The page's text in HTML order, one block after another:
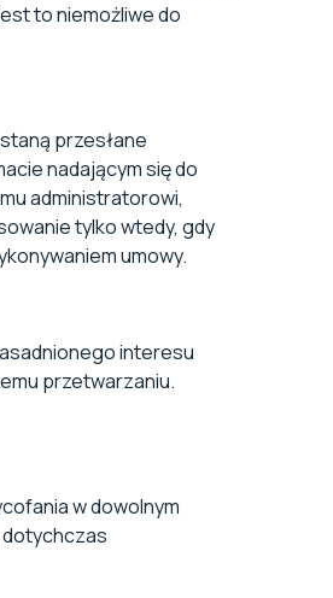
to niemożliwe do
przesłane
nadającym się do
administratorowi,
tylko wtedy, gdy
umowy.
interesu
przetwarzaniu.
w dowolnym
dotychczas